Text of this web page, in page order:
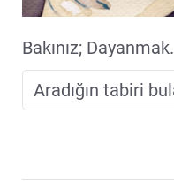
Bakınız; Dayanmak.